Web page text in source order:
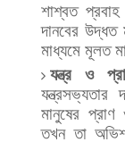
শাশ্বত
দানবের উদ্ধত
মাধ্যমে মূলত
যন্ত্র
ও
যন্ত্রসভ্যতার
মানুষের প্রাণ
তখন তা